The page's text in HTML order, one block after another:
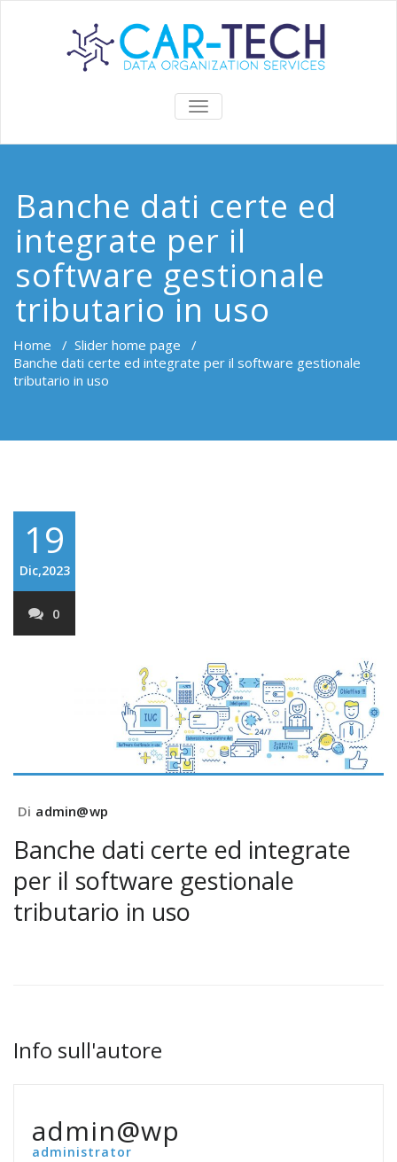
TOGGLE
Banche dati certe ed
integrate per il
software gestionale
tributario in uso
Home / Slider home page /
Banche dati certe ed integrate per il software gestionale
tributario in uso
19
Dic,2023
0
Di admin@wp
Banche dati certe ed integrate
per il software gestionale
tributario in uso
Info sull'autore
admin@wp
administrator